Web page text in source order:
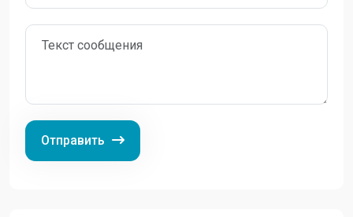
Отправить